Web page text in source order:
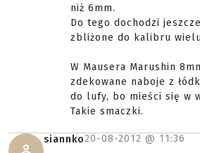
niż 6mm.
Do tego dochodzi
zbliżone do kalibru
W Mausera Marushin
zdekowane naboje z
do lufy, bo mieści się w
Takie smaczki.
siannko20-08-2012 @ 11:36